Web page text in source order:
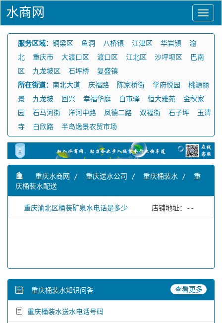
水商网
服务区域： 铜梁区 鱼洞 八桥镇 江津区 华岩镇
渝
北
重庆市 大渡口区 渡口区 江北区 沙坪坝区
巴南
区
九龙坡区 石坪桥
复盛镇
所在街道： 南北大道 庆福路 陈家桥街 学府悦园
桃源丽
景
九龙坡 回兴 幸福华庭 白市驿 恒大雅苑
金秋家
园
石马河街 洋河中路 凤德二路 双福街 石子坪
玉清
寺
白欣路 半岛逸景农贸市场
重庆水商网 / 重庆送水公司 / 重庆桶装水 / 重
庆桶装水配送
重庆渝北区桶装矿泉水电话是多少 店铺地址：--
重庆桶装水知识问答 查看更多
重庆桶装水送水电话号码